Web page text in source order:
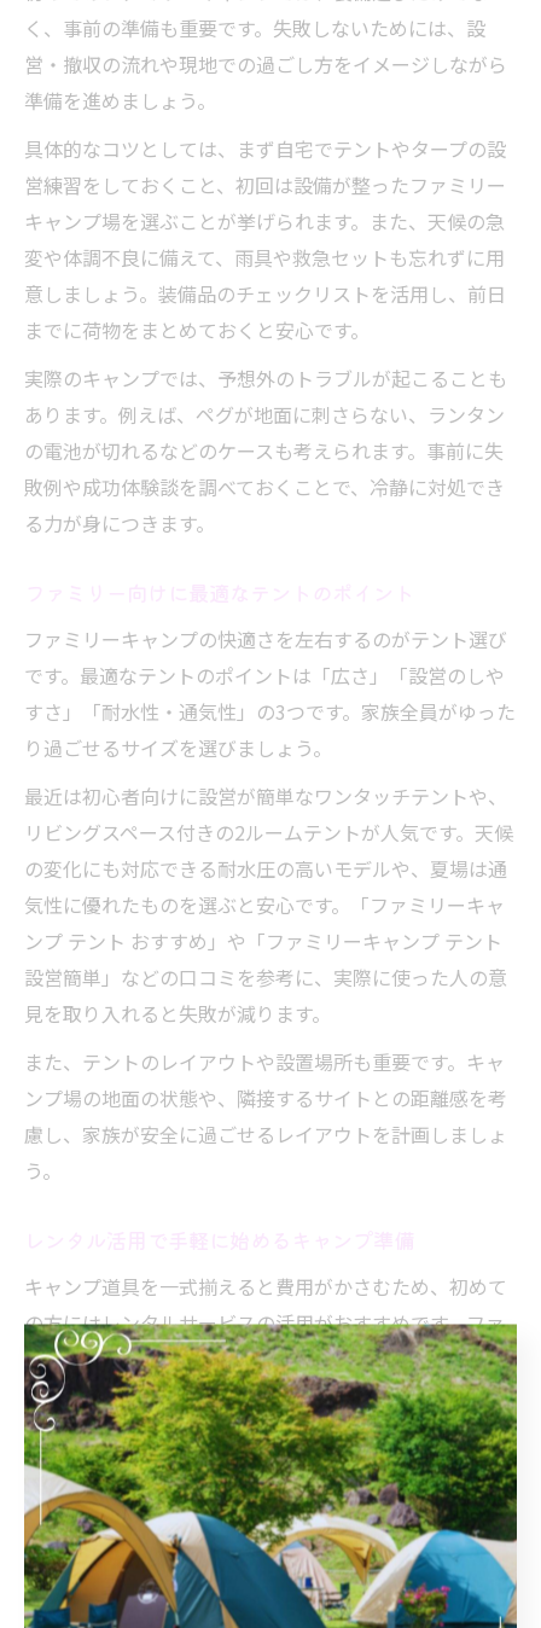
く、事前の準備も重要です。失敗しないためには、設
営・撤収の流れや現地での過ごし方をイメージしながら
準備を進めましょう。
具体的なコツとしては、まず自宅でテントやタープの設
営練習をしておくこと、初回は設備が整ったファミリー
キャンプ場を選ぶことが挙げられます。また、天候の急
変や体調不良に備えて、雨具や救急セットも忘れずに用
意しましょう。装備品のチェックリストを活用し、前日
までに荷物をまとめておくと安心です。
実際のキャンプでは、予想外のトラブルが起こることも
あります。例えば、ペグが地面に刺さらない、ランタン
の電池が切れるなどのケースも考えられます。事前に失
敗例や成功体験談を調べておくことで、冷静に対処でき
る力が身につきます。
ファミリーキャンプの快適さを左右するのがテント選び
です。最適なテントのポイントは「広さ」「設営のしや
すさ」「耐水性・通気性」の3つです。家族全員がゆった
り過ごせるサイズを選びましょう。
最近は初心者向けに設営が簡単なワンタッチテントや、
リビングスペース付きの2ルームテントが人気です。天候
の変化にも対応できる耐水圧の高いモデルや、夏場は通
気性に優れたものを選ぶと安心です。「ファミリーキャ
ンプ テント おすすめ」や「ファミリーキャンプ テント
設営簡単」などの口コミを参考に、実際に使った人の意
見を取り入れると失敗が減ります。
また、テントのレイアウトや設置場所も重要です。キャ
ンプ場の地面の状態や、隣接するサイトとの距離感を考
慮し、家族が安全に過ごせるレイアウトを計画しましょ
う。
キャンプ道具を一式揃えると費用がかさむため、初めて
の方にはレンタルサービスの活用がおすすめです。ファ
ミリーキャンプ場の多くでは、テントや寝袋、調理器具
などをレンタルできるため、初期費用を大幅に抑えられ
ます。
レンタルを利用することで、実際に使い勝手を体験しな
がら自分たちに合った道具を見極めることができます。
例えば、設営のしやすさやサイズ感、持ち運びの手軽さ
などを確認し、次回の購入に役立てましょう。特に「フ